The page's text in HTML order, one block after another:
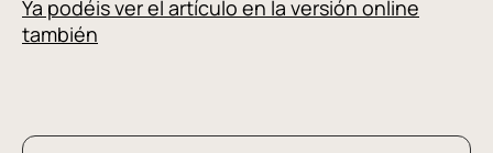
Ya podéis ver el artículo en la versión online
también